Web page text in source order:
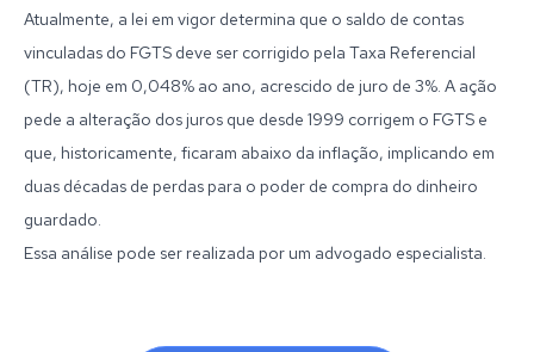
Atualmente, a lei em vigor determina que o saldo de contas
vinculadas do FGTS deve ser corrigido pela Taxa Referencial
(TR), hoje em 0,048% ao ano, acrescido de juro de 3%. A ação
pede a alteração dos juros que desde 1999 corrigem o FGTS e
que, historicamente, ficaram abaixo da inflação, implicando em
duas décadas de perdas para o poder de compra do dinheiro
guardado.
Essa análise pode ser realizada por um advogado especialista.